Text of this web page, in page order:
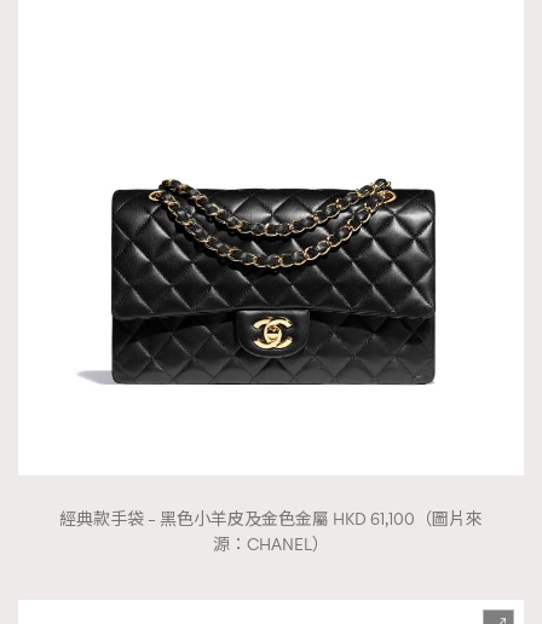
經典款手袋 – 黑色小羊皮及金色金屬 HKD 61,100（圖片來
源：CHANEL）